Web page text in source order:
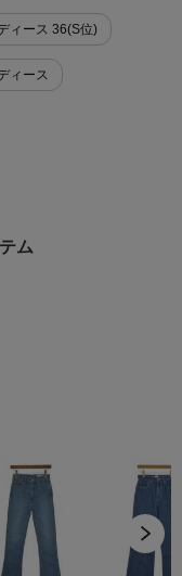
ィース 36(S位)
ィース
ム